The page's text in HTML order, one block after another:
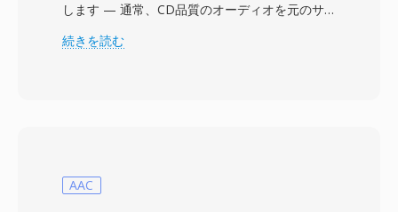
します — 通常、CD品質のオーディオを元のサ
イズの50-60%に削減し、insaneプリセットでは
ルサイズのバランスをユーザーが調整できます。
続きを読む
AAC